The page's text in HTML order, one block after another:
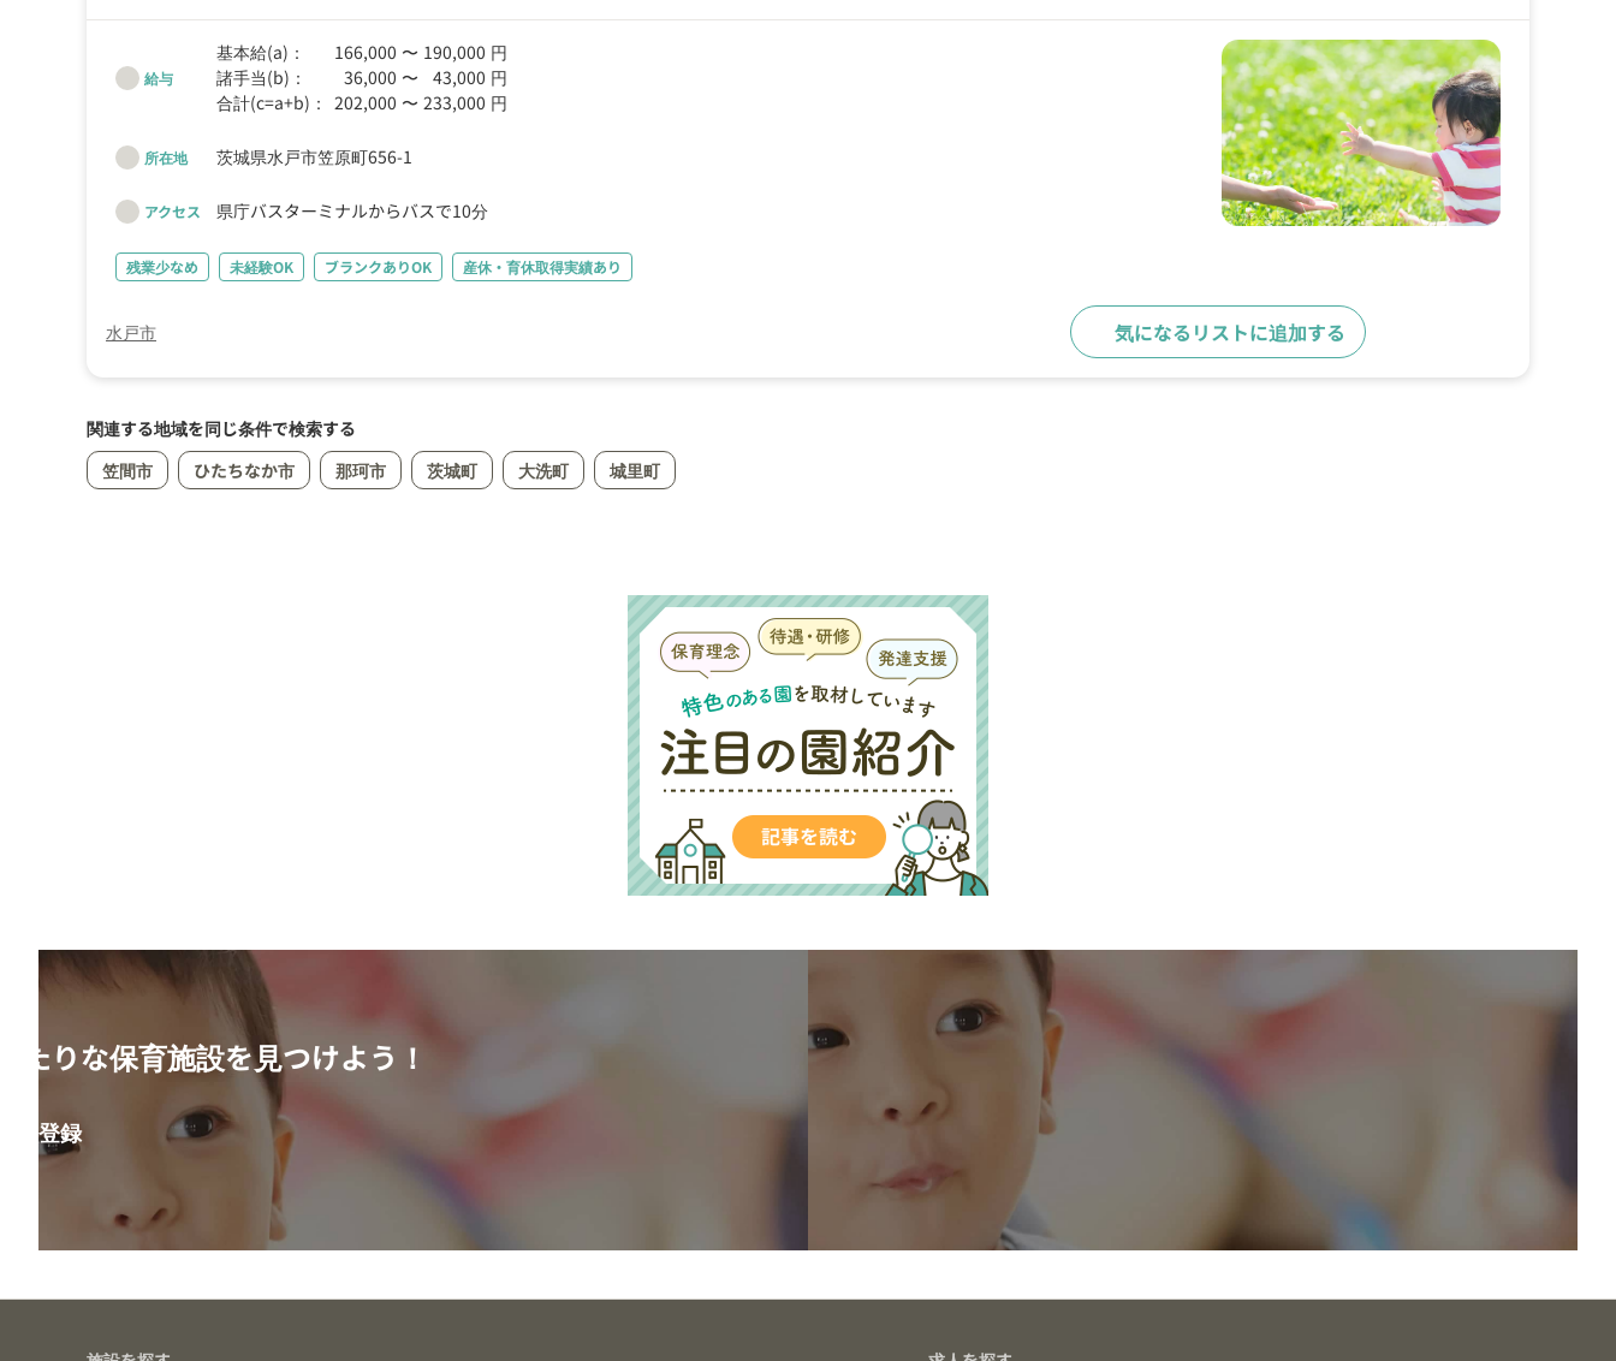
給与
基本給(a)： 166,000 〜 190,000 円
諸手当(b)：
36,000 〜 43,000 円
合計(c=a+b)： 202,000 〜 233,000 円
所在地 茨城県水戸市笠原町656-1
アクセス 県庁バスターミナルからバスで10分
残業少なめ 未経験OK ブランクありOK 産休・育休取得実績あり
水戸市 気になるリストに追加する
関連する地域を同じ条件で検索する
笠間市
ひたちなか市 那珂市 茨城町 大洗町 城里町
たりな保育施設を見つけよう！
員登録